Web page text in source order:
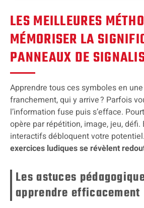
LES MEILLEURES
MÉMORISER LA
PANNEAUX DE
Apprendre tous ces symboles en
franchement, qui y arrive ? Parfois
l’information fuse puis s’efface.
opère par répétition, image, jeu, défi.
interactifs débloquent votre potentiel.
exercices ludiques se révèlent
Les astuces
apprendre efficacement